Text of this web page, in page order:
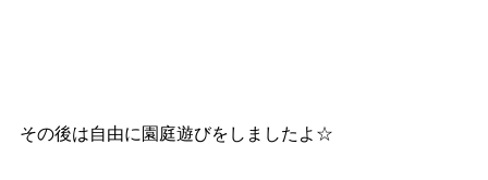
その後は自由に園庭遊びをしましたよ☆